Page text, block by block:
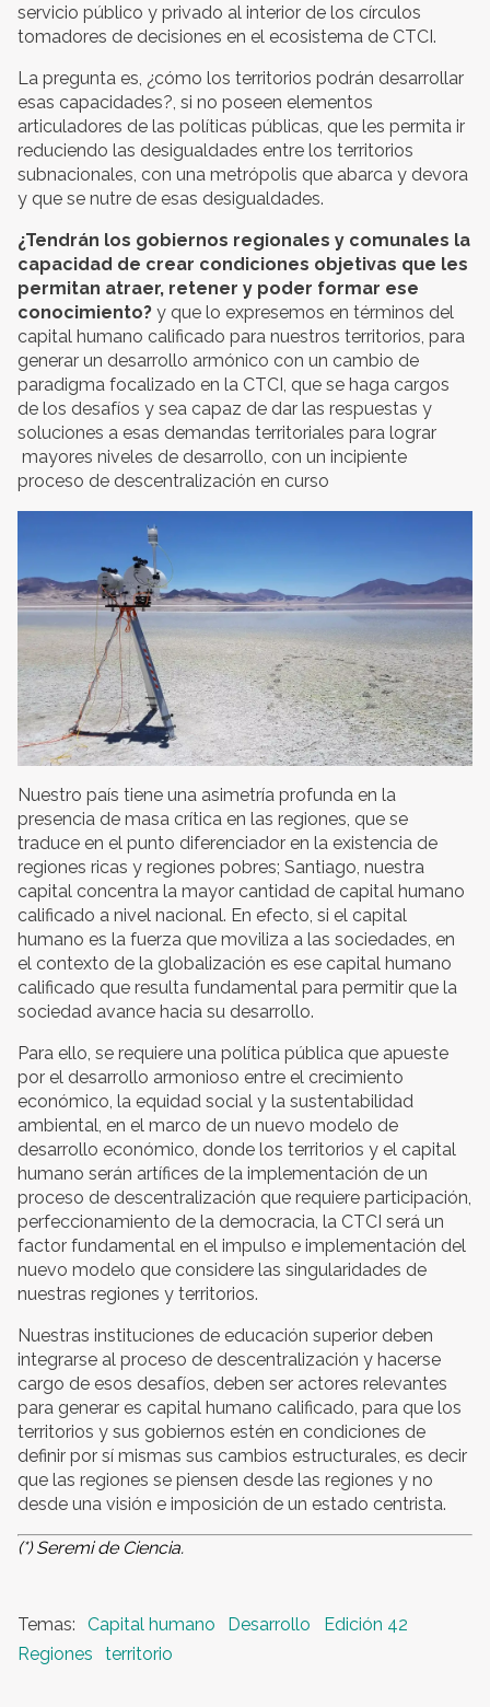
servicio público y privado al interior de los círculos
tomadores de decisiones en el ecosistema de CTCI.
La pregunta es, ¿cómo los territorios podrán desarrollar
esas capacidades?, si no poseen elementos
articuladores de las políticas públicas, que les permita ir
reduciendo las desigualdades entre los territorios
subnacionales, con una metrópolis que abarca y devora
y que se nutre de esas desigualdades.
¿Tendrán los gobiernos regionales y comunales la
capacidad de crear condiciones objetivas que les
permitan atraer, retener y poder formar ese
conocimiento? y que lo expresemos en términos del
capital humano calificado para nuestros territorios, para
generar un desarrollo armónico con un cambio de
paradigma focalizado en la CTCI, que se haga cargos
de los desafíos y sea capaz de dar las respuestas y
soluciones a esas demandas territoriales para lograr
mayores niveles de desarrollo, con un incipiente
proceso de descentralización en curso
Nuestro país tiene una asimetría profunda en la
presencia de masa crítica en las regiones, que se
traduce en el punto diferenciador en la existencia de
regiones ricas y regiones pobres; Santiago, nuestra
capital concentra la mayor cantidad de capital humano
calificado a nivel nacional. En efecto, si el capital
humano es la fuerza que moviliza a las sociedades, en
el contexto de la globalización es ese capital humano
calificado que resulta fundamental para permitir que la
sociedad avance hacia su desarrollo.
Para ello, se requiere una política pública que apueste
por el desarrollo armonioso entre el crecimiento
económico, la equidad social y la sustentabilidad
ambiental, en el marco de un nuevo modelo de
desarrollo económico, donde los territorios y el capital
humano serán artífices de la implementación de un
proceso de descentralización que requiere participación,
perfeccionamiento de la democracia, la CTCI será un
factor fundamental en el impulso e implementación del
nuevo modelo que considere las singularidades de
nuestras regiones y territorios.
Nuestras instituciones de educación superior deben
integrarse al proceso de descentralización y hacerse
cargo de esos desafíos, deben ser actores relevantes
para generar es capital humano calificado, para que los
territorios y sus gobiernos estén en condiciones de
definir por sí mismas sus cambios estructurales, es decir
que las regiones se piensen desde las regiones y no
desde una visión e imposición de un estado centrista.
(*) Seremi de Ciencia.
Capital humano Desarrollo
Edición 42
Regiones
territorio